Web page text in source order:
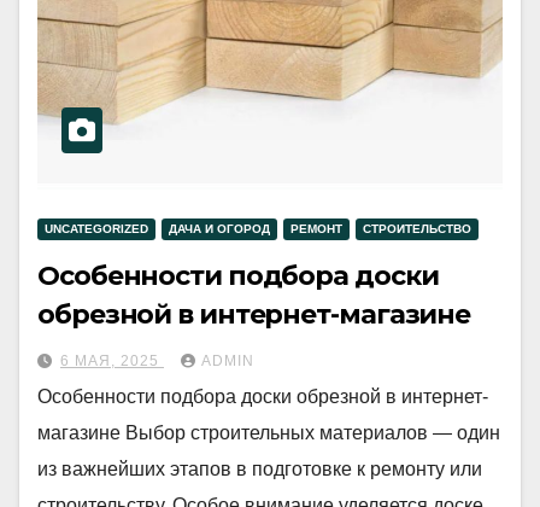
UNCATEGORIZED ДАЧА И ОГОРОД РЕМОНТ СТРОИТЕЛЬСТВО
Особенности подбора доски
обрезной в интернет-магазине
6 МАЯ, 2025 ADMIN
Особенности подбора доски обрезной в интернет-
магазине Выбор строительных материалов — один
из важнейших этапов в подготовке к ремонту или